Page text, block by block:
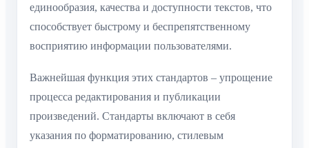
единообразия, качества и доступности текстов, что
способствует быстрому и беспрепятственному
восприятию информации пользователями.
Важнейшая функция этих стандартов – упрощение
процесса редактирования и публикации
произведений. Стандарты включают в себя
указания по форматированию, стилевым